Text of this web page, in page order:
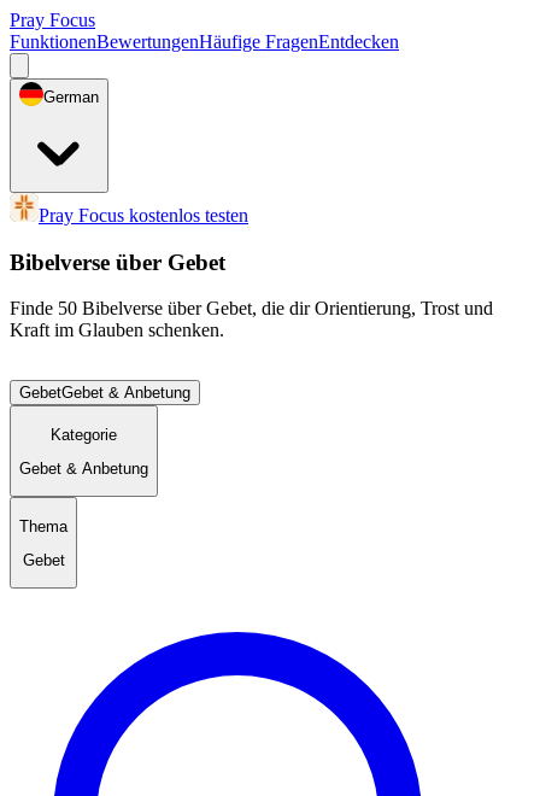
Pray Focus
FunktionenBewertungenHäufige FragenEntdecken
German
Pray Focus kostenlos testen
Bibelverse über Gebet
Finde 50 Bibelverse über Gebet, die dir Orientierung, Trost und
Kraft im Glauben schenken.
GebetGebet & Anbetung
Kategorie
Gebet & Anbetung
Thema
Gebet